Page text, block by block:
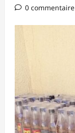
0 commentaire